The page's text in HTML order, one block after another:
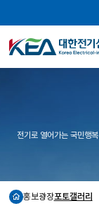
전기로 열어가는 국민행
홈홍보광장포토갤러리